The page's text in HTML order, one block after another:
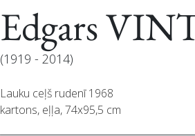
Edgars
(1919 - 2014)
Lauku ceļš rudenī 1968
kartons, eļļa, 74x95,5 cm